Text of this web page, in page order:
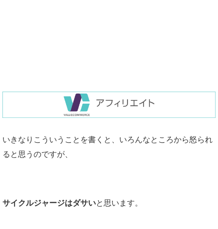
いきなりこういうことを書くと、いろんなところから怒られ
ると思うのですが、
サイクルジャージはダサいと思います。